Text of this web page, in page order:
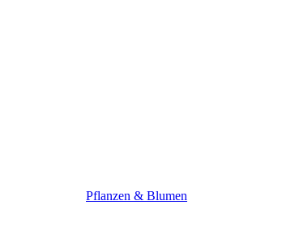
Pflanzen & Blumen